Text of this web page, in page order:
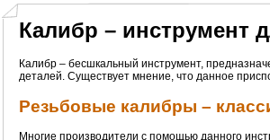
Калибр – инструмент
Калибр – бесшкальный инструмент,
деталей. Существует мнение, что данное
Резьбовые калибры –
Многие производители с помощью данного